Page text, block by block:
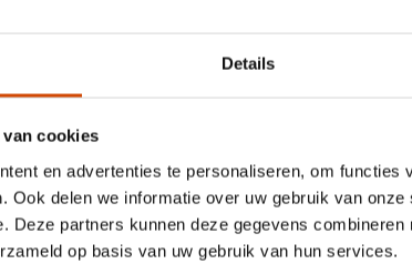
Details
cookies
en advertenties te personaliseren, om functies
Ook delen we informatie over uw gebruik van
Deze partners kunnen deze gegevens
op basis van uw gebruik van hun services.
je meer bewegingsvrijheid
snoeropslag, wat zorgt
het eenvoudig om de juiste